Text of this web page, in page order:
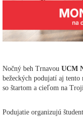
Nočný beh Trnavou UCM
bežeckých podujatí aj
so štartom a cieľom na
Podujatie organizujú